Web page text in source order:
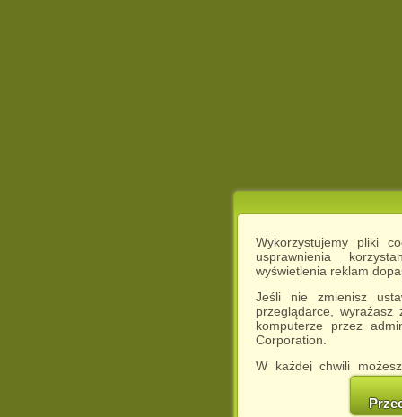
Wykorzystujemy pliki
usprawnienia
wyświetlenia reklam
Jeśli nie zmienisz
przeglądarce,
komputerze przez
Corporation.
W każdej chwili
cookies w swojej
w naszej
http://chomikuj.pl/